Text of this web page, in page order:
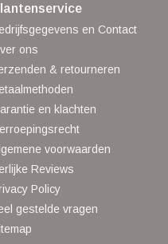
en Contact
ons
& retourneren
en klachten
voorwaarden
Reviews
Policy
gestelde vragen